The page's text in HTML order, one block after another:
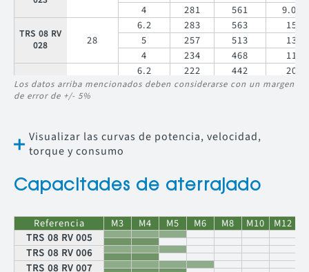
4
281 561 9.00
TRS 08 RV
028
28
6.2 283 563
15
5
257 513
13
4
234 468 11
TRS 08 RV
035
35
6.2 222 442
20
5
201 403
17
042
42
5
168 336
054
54
5
132 264
4
120 241
TRS 08 RV
060
5
117 235
29
4
107 214 24
TRS 08 RV
77
6.2 102 202
43
5
92 184
37
Los datos arriba mencionados deben considerarse con un margen
de error de +/- 5%
Visualizar las curvas de potencia, velocidad,
torque y consumo
Capacitades de aterrajado
Referencia M3 M4 M5 M6 M8 M10 M12
TRS 08 RV 005
TRS 08 RV 006
TRS 08 RV 007